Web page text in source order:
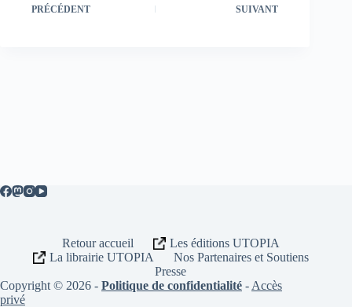
PRÉCÉDENT SUIVANT
Retour accueil
Les éditions UTOPIA
La librairie UTOPIA
Nos Partenaires et Soutiens
Presse
Copyright © 2026 - Politique de confidentialité - Accès
privé